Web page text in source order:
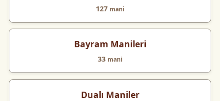
127 mani
Bayram Manileri
33 mani
Dualı Maniler